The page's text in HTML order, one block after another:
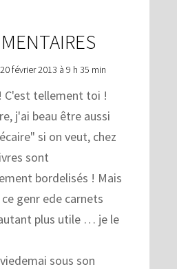
février 2013 à 9 h 35 min
C'est tellement toi !
j'ai beau être aussi
si on veut, chez
sont
bordelisés ! Mais
genr ede carnets
plus utile … je le
sous son